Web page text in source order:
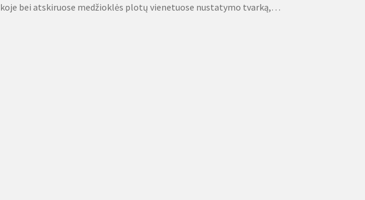
bei atskiruose medžioklės plotų vienetuose nustatymo tvarką,…